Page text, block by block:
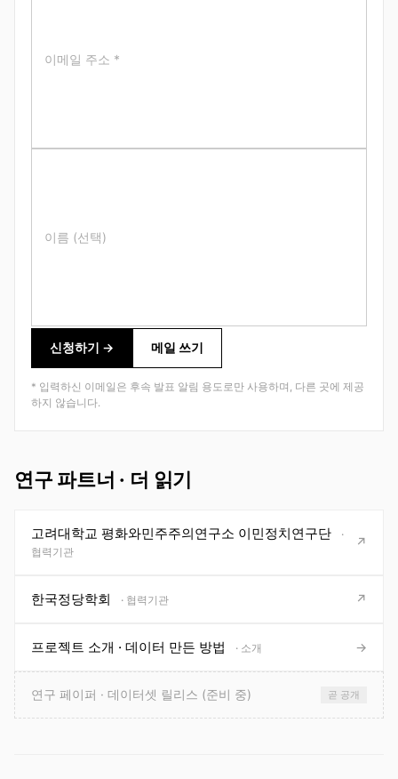
신청하기 → 메일 쓰기
* 입력하신 이메일은 후속 발표 알림 용도로만 사용하며, 다른 곳에 제공
하지 않습니다.
연구 파트너 · 더 읽기
고려대학교 평화와민주주의연구소 이민정치연구단
·
협력기관
↗
한국정당학회 · 협력기관 ↗
프로젝트 소개 · 데이터 만든 방법 · 소개 →
연구 페이퍼 · 데이터셋 릴리스 (준비 중) 곧 공개